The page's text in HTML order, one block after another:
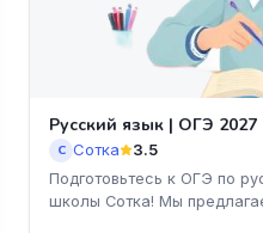
Русский язык | ОГЭ 2027
С Сотка 3.5
Подготовьтесь к ОГЭ по
школы Сотка! Мы